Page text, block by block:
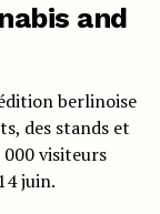
and
berlinoise
des stands et
000 visiteurs
juin.